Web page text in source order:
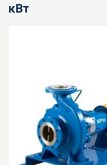
кВт